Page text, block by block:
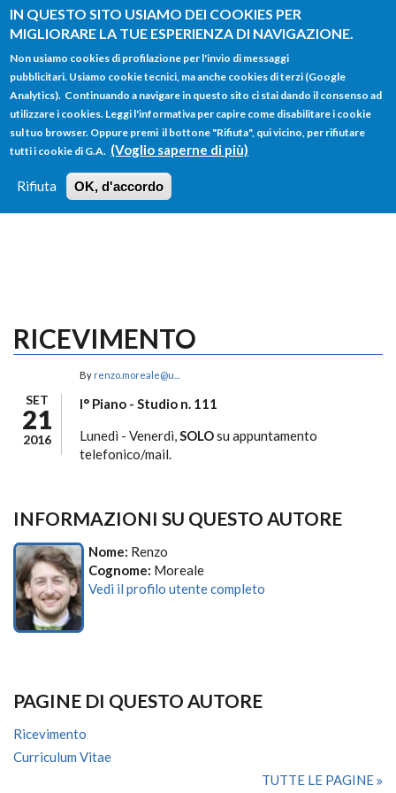
IN QUESTO SITO USIAMO DEI COOKIES PER
MIGLIORARE LA TUE ESPERIENZA DI NAVIGAZIONE.
Non usiamo cookies di profilazione per l'invio di messaggi
pubblicitari. Usiamo cookie tecnici, ma anche cookies di terzi (Google
Analytics). Continuando a navigare in questo sito ci stai dando il consenso ad
utilizzare i cookies. Leggi l'informativa per capire come disabilitare i cookie
sul tuo browser. Oppure premi il bottone "Rifiuta", qui vicino, per rifiutare
tutti i cookie di G.A. (Voglio saperne di più)
Rifiuta OK, d'accordo
Salta al contenuto principale
FORM
DI
RICERCA
Main menu
HOME TUTTI I PROFILI
LOGIN
RICEVIMENTO
SET
21
2016
By renzo.moreale@u...
I° Piano - Studio n. 111
Lunedì - Venerdì,SOLOsu appuntamento
telefonico/mail.
INFORMAZIONI SU QUESTO AUTORE
Nome: Renzo
Cognome: Moreale
Vedi il profilo utente completo
PAGINE DI QUESTO AUTORE
Ricevimento
Curriculum Vitae
TUTTE LE PAGINE